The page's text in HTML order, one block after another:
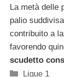
La metà delle
palio
contribuito a
favorendo
scudetto
Categorie
Ligue 1